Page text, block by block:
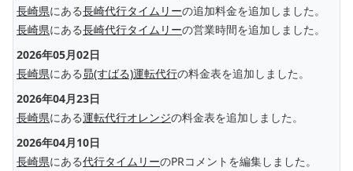
長崎県にある長崎代行タイムリーの追加料金を追加しました。
長崎県にある長崎代行タイムリーの営業時間を追加しました。
2026年05月02日
長崎県にある 昴(すばる)運転代行の料金表を追加しました。
2026年04月23日
長崎県にある運転代行オレンジの料金表を追加しました。
2026年04月10日
長崎県にある代行タイムリーのPRコメントを編集しました。